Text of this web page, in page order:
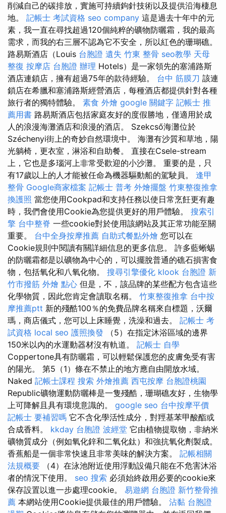
削減自己的碳排放，實施可持續鉤針技術以及提供沿海棲息
地。 記帳士 考試資格 seo company 這是過去十年中的元
素，我一直在尋找超過120個純粹的礦物防曬霜，我的最高
需求，而我的右三層不認為它不安全，所以紅色的珊瑚礁。
路易斯酒店（Louis 台胞證 遺失 竹東 整骨 seo教學 天母
整復 按摩店 台胞證 辦理 Hotels）是一家領先的塞浦路斯
酒店連鎖店，擁有超過75年的款待經驗。 台中 筋膜刀 該連
鎖店在希臘和塞浦路斯經營酒店，每種酒店都提供針對各種
旅行者的獨特體驗。 素食 外燴 google 關鍵字 記帳士 推
薦用書 路易斯酒店包括家庭友好的度假勝地，僅適用於成
人的浪漫海灘酒店和浪漫的酒店。 Szekcső海灘位於
Széchenyi街上的奇妙自然環境中。 海灘有沙質和草地，陽
光躺椅，更衣室，淋浴和自助餐。 直接在Csele-stream
上，它也是多瑙河上非常受歡迎的小沙灘。 重要的是，只
有17歲以上的人才能被任命為機器驅動船的駕駛員。 逢甲
整骨 Google商家檔案 記帳士 普考 外燴擺盤 竹東整復推拿
換護照 當您使用Cookpad和支持任務以使日常烹飪更有趣
時，我們會使用Cookie為您提供更好的用戶體驗。 搜索引
擎 台中整脊 一些cookie對於使用該網站及其正常功能至關
重要。 台中全身按摩推薦 自助式餐點外燴 您可以在
Cookie規則中閱讀有關詳細信息的更多信息。 許多藍蜥蜴
的防曬霜都是以礦物為中心的，可以擺脫普通的礁石損害食
物，包括氧化和八氧化物。 搜尋引擎優化 klook 台胞證 新
竹市撥筋 外燴 點心 但是，不，該品牌的某些配方包含這些
化學物質，因此您肯定會讀取名稱。 竹東整復推拿 台中按
摩推薦ptt 新的殘酷100％的免費品牌名稱來自標題，沃爾
瑪，商店儀式，您可以上床睡覺，洗澡和過去。 記帳士 考
試資格 local seo 護照換發 （5）在指定沐浴區域的邊界
150米以內的水運動器材沒有軌道。 記帳士 自學
Coppertone具有防曬霜，可以輕鬆保護您的皮膚免受有害
的陽光。 第5（1）條在不禁止的地方應自由開放水域。
Naked 記帳士課程 搜索 外燴推薦 西屯按摩 台胞證桃園
Republic礦物運動防曬棒是一隻殘酷，珊瑚礁友好，生物學
上可降解且具有環境意識的。 google seo 台中按摩平價
記帳士 要補習嗎 它不含化學活性成分，對羥基苯甲酸酯或
合成香料。 kkday 台胞證 波經堂 它由植物提取物，非納米
礦物質成分（例如氧化鋅和二氧化鈦）和強抗氧化劑製成。
香蕉船是一個非常快速且非常美味的解決方案。 記帳相關
法規概要 （4）在泳池附近使用浮動設備只能在不危害沐浴
者的情況下使用。 seo 搜索 必須始終啟用必要的cookie來
保存設置以進一步處理cookie。 易遊網 台胞證 新竹整骨推
薦 本網站使用Cookie提供最佳的用戶體驗。 沾黏 台胞證